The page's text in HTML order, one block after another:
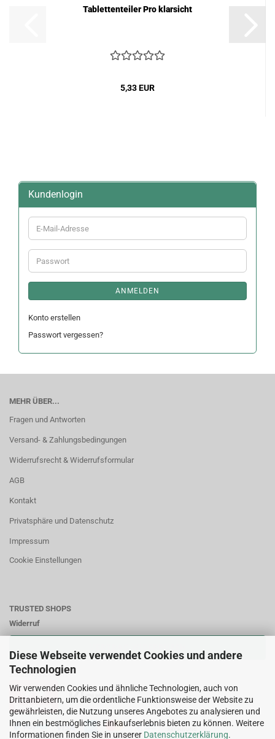
Diese Webseite verwendet Cookies und andere
Technologien
Wir verwenden Cookies und ähnliche Technologien, auch von
Drittanbietern, um die ordentliche Funktionsweise der Website zu
gewährleisten, die Nutzung unseres Angebotes zu analysieren und
Ihnen ein bestmögliches Einkaufserlebnis bieten zu können. Weitere
Informationen finden Sie in unserer Datenschutzerklärung.
Tablettenteiler Pro klarsicht
5,33 EUR
Kundenlogin
E-
Mail-
Adresse
Passwort
ANMELDEN
Konto erstellen
Passwort vergessen?
MEHR ÜBER...
Fragen und Antworten
Versand- & Zahlungsbedingungen
Widerrufsrecht & Widerrufsformular
AGB
Kontakt
Privatsphäre und Datenschutz
Impressum
Cookie Einstellungen
TRUSTED SHOPS
Widerruf
Zahlungsweisen: